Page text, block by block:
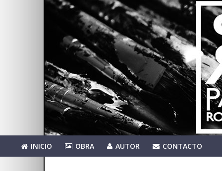
INICIO OBRA AUTOR CONTACTO